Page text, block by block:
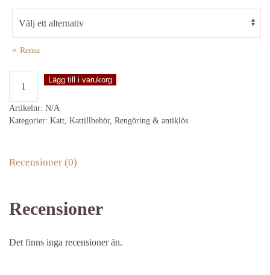
Rensa
mängd
Lägg till i varukorg
Artikelnr: N/A
Kategorier: Katt, Kattillbehör, Rengöring & antiklös
Recensioner (0)
Recensioner
Det finns inga recensioner än.